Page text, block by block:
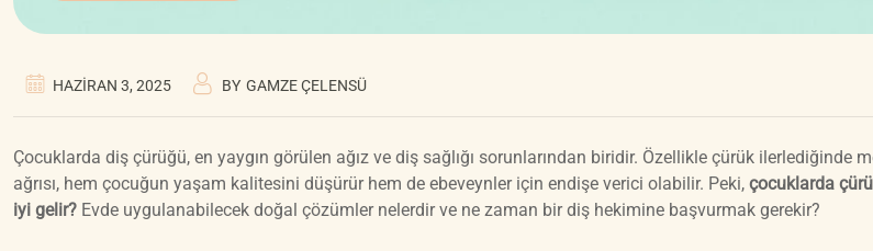
HAZIRAN 3, 2025 BY GAMZE ÇELENSÜ
Çocuklarda diş çürüğü, en yaygın görülen ağız ve diş sağlığı sorunlarından biridir. Özellikle çürük ilerlediğinde
ağrısı, hem çocuğun yaşam kalitesini düşürür hem de ebeveynler için endişe verici olabilir. Peki, çocuklarda
iyi gelir? Evde uygulanabilecek doğal çözümler nelerdir ve ne zaman bir diş hekimine başvurmak gerekir?